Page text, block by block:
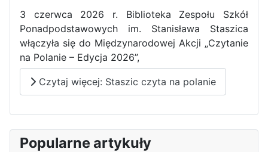
3 czerwca 2026 r. Biblioteka Zespołu Szkół
Ponadpodstawowych im. Stanisława Staszica
włączyła się do Międzynarodowej Akcji „Czytanie
na Polanie – Edycja 2026”,
Czytaj więcej: Staszic czyta na polanie
Popularne artykuły